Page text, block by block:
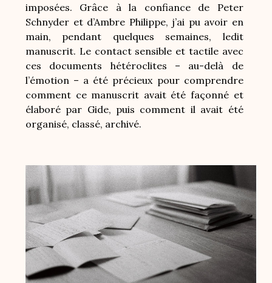
imposées. Grâce à la confiance de Peter
Schnyder et d’Ambre Philippe, j’ai pu avoir en
main, pendant quelques semaines, ledit
manuscrit. Le contact sensible et tactile avec
ces documents hétéroclites – au-delà de
l’émotion – a été précieux pour comprendre
comment ce manuscrit avait été façonné et
élaboré par Gide, puis comment il avait été
organisé, classé, archivé.
Image